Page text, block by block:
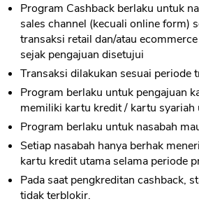
Program Cashback berlaku untuk
sales channel (kecuali online form)
transaksi retail dan/atau
sejak pengajuan disetujui
Transaksi dilakukan sesuai periode
Program berlaku untuk pengajuan
memiliki kartu kredit / kartu syariah
Program berlaku untuk nasabah
Setiap nasabah hanya berhak
kartu kredit utama selama periode
Pada saat pengkreditan cashback,
tidak terblokir.